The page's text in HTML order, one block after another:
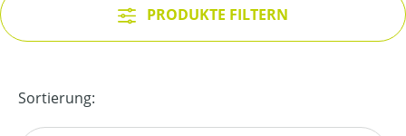
PRODUKTE FILTERN
Sortierung: